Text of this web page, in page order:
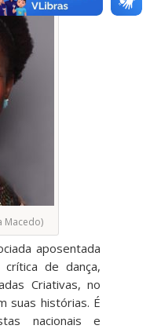
Macedo)
aposentada
de dança,
Criativas, no
suas histórias. É
nacionais e